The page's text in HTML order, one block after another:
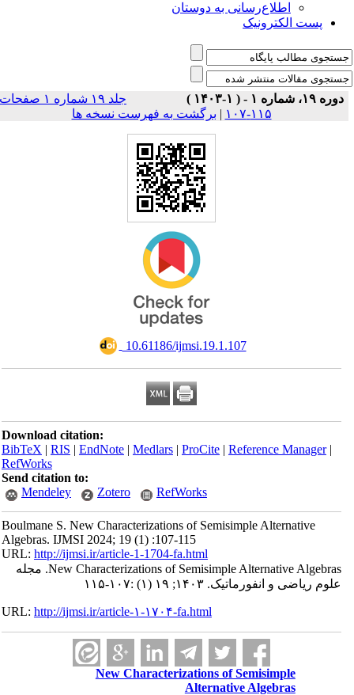
اطلاع‌رسانی به دوستان
پست الکترونیک
دوره ۱۹، شماره ۱ - ( ۱-۱۴۰۳ )
جلد ۱۹ شماره ۱ صفحات
۱۱۵-۱۰۷
| برگشت به فهرست نسخه ها
‎ 10.61186/ijmsi.19.1.107
Download citation:
BibTeX|RIS|EndNote|Medlars|ProCite|Reference Manager
RefWorks
Send citation to:
Mendeley
Zotero RefWorks
Boulmane S. New Characterizations of Semisimple Alternative
Algebras. IJMSI 2024; 19 (1) :107-115
URL:http://ijmsi.ir/article-1-1704-fa.html
New Characterizations of Semisimple Alternative Algebras. مجله
علوم ریاضی و انفورماتیک. ۱۴۰۳; ۱۹ (۱) :۱۰۷-۱۱۵
URL:http://ijmsi.ir/article-۱-۱۷۰۴-fa.html
New Characterizations of Semisimple
Alternative Algebras